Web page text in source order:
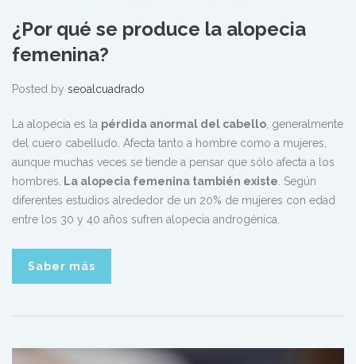
¿Por qué se produce la alopecia
femenina?
Posted by seoalcuadrado
La alopecia es la pérdida anormal del cabello , generalmente
del cuero cabelludo. Afecta tanto a hombre como a mujeres,
aunque muchas veces se tiende a pensar que sólo afecta a los
hombres.
La alopecia femenina también existe . Según
diferentes estudios alrededor de un 20% de mujeres con edad
entre los 30 y 40 años sufren alopecia androgénica.
Saber más